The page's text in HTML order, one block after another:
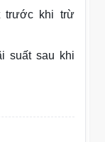
trước khi trừ
suất sau khi